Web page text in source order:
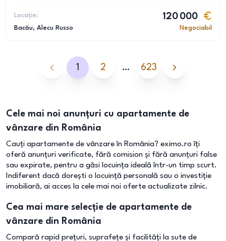
Locație:
Bacău, Alecu Russo
120 000
Negociabil
1 2 … 623
Cele mai noi anunțuri cu apartamente de
vânzare din România
Cauți apartamente de vânzare în România? eximo.ro îți
oferă anunțuri verificate, fără comision și fără anunțuri false
sau expirate, pentru a găsi locuința ideală într-un timp scurt.
Indiferent dacă dorești o locuință personală sau o investiție
imobiliară, ai acces la cele mai noi oferte actualizate zilnic.
Cea mai mare selecție de apartamente de
vânzare din România
Compară rapid prețuri, suprafețe și facilități la sute de